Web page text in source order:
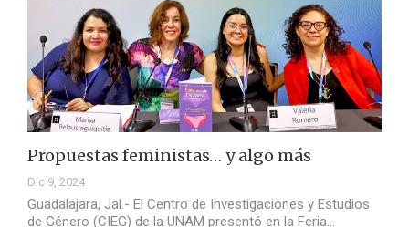
Propuestas feministas… y algo más
Dic 9, 2024
Guadalajara, Jal.- El Centro de Investigaciones y Estudios
de Género (CIEG) de la UNAM presentó en la Feria…